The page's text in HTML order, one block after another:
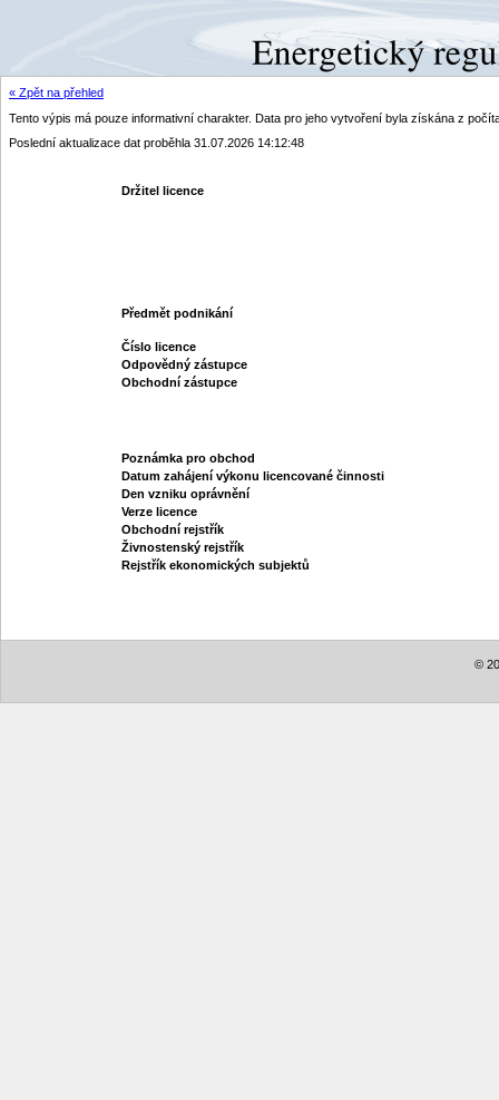
« Zpět na přehled
Tento výpis má pouze informativní charakter. Data pro jeho vytvoření byla získána z
Poslední aktualizace dat proběhla 31.07.2026 14:12:48
Držitel licence
Předmět podnikání
Číslo licence
Odpovědný zástupce
Obchodní zástupce
Poznámka pro obchod
Datum zahájení výkonu licencované činnosti
Den vzniku oprávnění
Verze licence
Obchodní rejstřík
Živnostenský rejstřík
Rejstřík ekonomických subjektů
©